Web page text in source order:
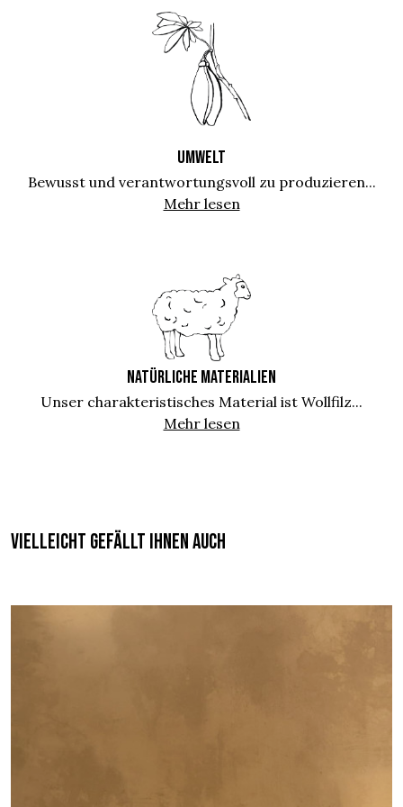
UMWELT
Bewusst und verantwortungsvoll zu produzieren...
Mehr lesen
NATÜRLICHE MATERIALIEN
Unser charakteristisches Material ist Wollfilz...
Mehr lesen
Vielleicht gefällt Ihnen auch